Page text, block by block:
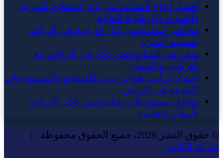
أفضل أنواع الساندوتش بانل المقاوم للحريق
والصوت والرطوبة العالية
مجالس ساندوتش بانل خارجية في الرياض
بتصميم عصري
سعر متر الساندوتش بانل في الرياض مع
التركيب والضمان
أسعار تركيب هناجر حديد للمصانع والمستودعات
الحديثة في الرياض
مقاول مستودعات ساندوتش بانل بالرياض
بأسعار تنافسية
© حقوق النشر 2026، جميع الحقوق محفوظة |
شركة الحاتم